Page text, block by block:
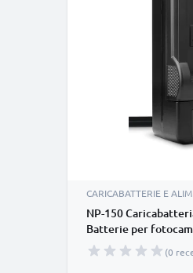
CARICABATTERIE E
NP-150
Batterie per
(0